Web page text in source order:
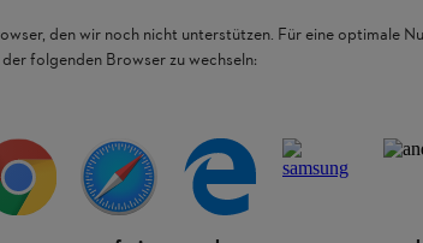
den wir noch nicht unterstützen. Für eine optimale
folgenden Browser zu wechseln: